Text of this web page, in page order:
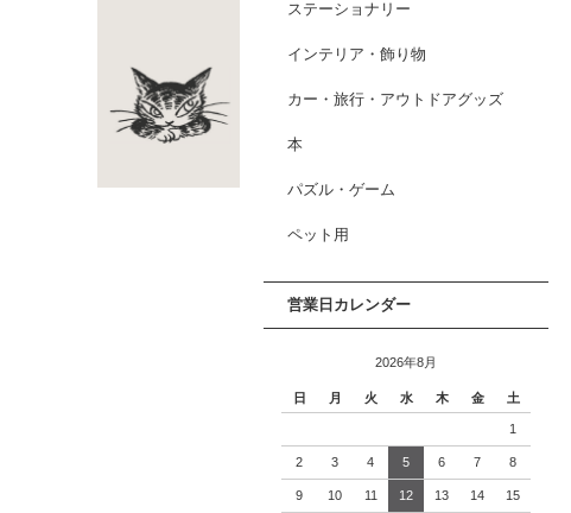
ステーショナリー
インテリア・飾り物
カー・旅行・アウトドアグッズ
本
パズル・ゲーム
ペット用
営業日カレンダー
2026年8月
日 月 火 水 木 金 土
1
2 3 4 5 6 7 8
9 10 11 12 13 14 15